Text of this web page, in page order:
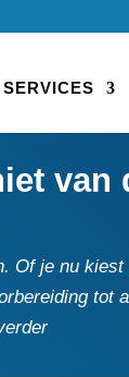
SERVICES
Of je nu
tot